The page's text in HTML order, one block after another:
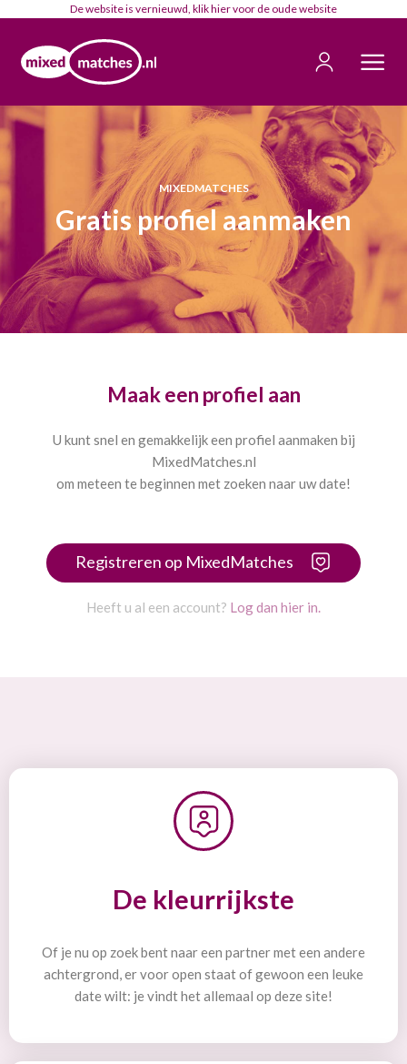
De website is vernieuwd, klikhiervoor de oude website
MIXEDMATCHES
Gratis profiel aanmaken
Maak een profiel aan
U kunt snel en gemakkelijk een profiel aanmaken bij
MixedMatches.nl
om meteen te beginnen met zoeken naar uw date!
Registreren op MixedMatches
Heeft u al een account? Log dan hier in.
De kleurrijkste
Of je nu op zoek bent naar een partner met een andere
achtergrond, er voor open staat of gewoon een leuke
date wilt: je vindt het allemaal op deze site!